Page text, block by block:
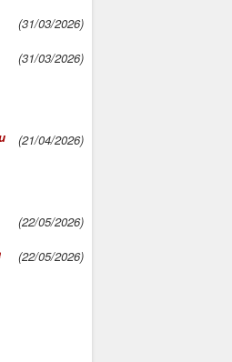
(31/03/2026)
(31/03/2026)
(21/04/2026)
(22/05/2026)
(22/05/2026)